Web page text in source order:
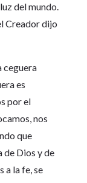
del mundo.
Creador dijo
ceguera
es
por el
nos
que
de Dios y de
a la fe, se